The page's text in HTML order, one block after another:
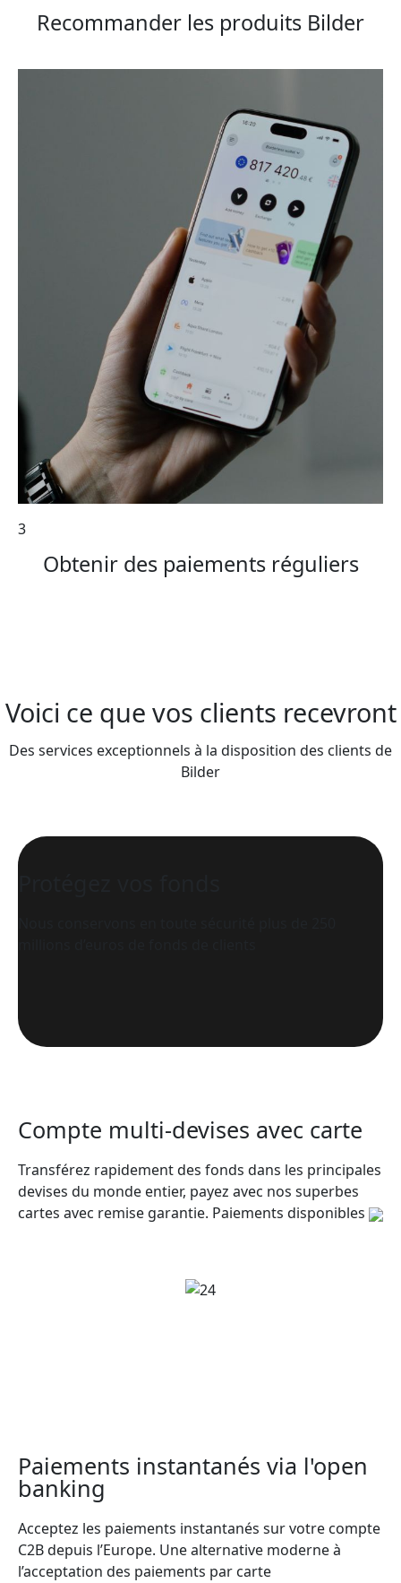
Recommander les produits Bilder
3
Obtenir des paiements réguliers
Voici ce que vos clients recevront
Des services exceptionnels à la disposition des clients de
Bilder
Compte multi-devises avec carte
Transférez rapidement des fonds dans les principales
devises du monde entier, payez avec nos superbes
cartes avec remise garantie. Paiements disponibles
Paiements instantanés via l'open
banking
Acceptez les paiements instantanés sur votre compte
C2B depuis l’Europe. Une alternative moderne à
l’acceptation des paiements par carte